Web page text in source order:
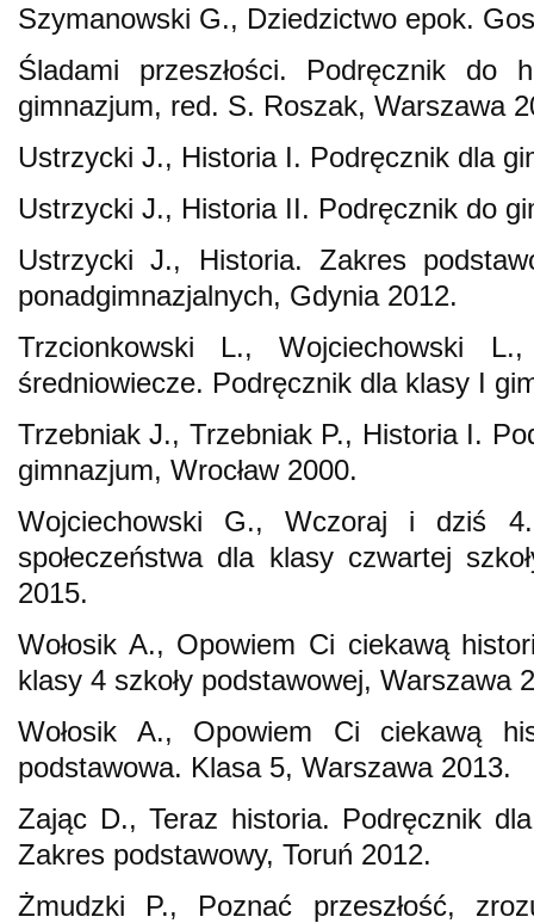
Szymanowski G., Dziedzictwo epok.
Śladami przeszłości. Podręcznik do
gimnazjum, red. S. Roszak, Warszawa
Ustrzycki J., Historia I. Podręcznik dla
Ustrzycki J., Historia II. Podręcznik do
Ustrzycki J., Historia. Zakres
ponadgimnazjalnych, Gdynia 2012.
Trzcionkowski L., Wojciechowski
średniowiecze. Podręcznik dla klasy I
Trzebniak J., Trzebniak P., Historia I.
gimnazjum, Wrocław 2000.
Wojciechowski G., Wczoraj i dziś
społeczeństwa dla klasy czwartej
2015.
Wołosik A., Opowiem Ci ciekawą
klasy 4 szkoły podstawowej, Warszawa
Wołosik A., Opowiem Ci ciekawą
podstawowa. Klasa 5, Warszawa 2013.
Zając D., Teraz historia. Podręcznik
Zakres podstawowy, Toruń 2012.
Żmudzki P., Poznać przeszłość,